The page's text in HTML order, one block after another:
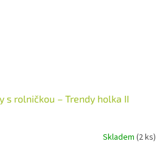
s rolničkou – Trendy holka II
Skladem (2 ks)